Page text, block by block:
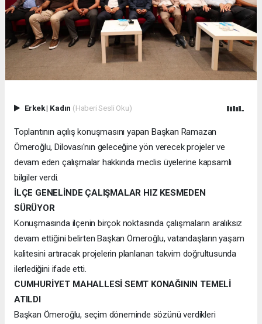
Erkek| Kadın (Haberi Sesli Oku)
Toplantının açılış konuşmasını yapan Başkan Ramazan
Ömeroğlu, Dilovası'nın geleceğine yön verecek projeler ve
devam eden çalışmalar hakkında meclis üyelerine kapsamlı
bilgiler verdi.
İLÇE GENELİNDE ÇALIŞMALAR HIZ KESMEDEN
SÜRÜYOR
Konuşmasında ilçenin birçok noktasında çalışmaların aralıksız
devam ettiğini belirten Başkan Ömeroğlu, vatandaşların yaşam
kalitesini artıracak projelerin planlanan takvim doğrultusunda
ilerlediğini ifade etti.
CUMHURİYET MAHALLESİ SEMT KONAĞININ TEMELİ
ATILDI
Başkan Ömeroğlu, seçim döneminde sözünü verdikleri